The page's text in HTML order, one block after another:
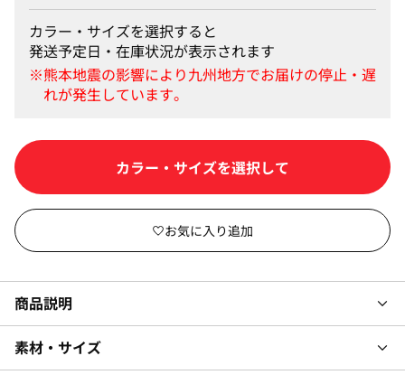
カラー・サイズを選択すると
発送予定日・在庫状況が表示されます
カラー・サイズを選択して
商品説明
素材・サイズ